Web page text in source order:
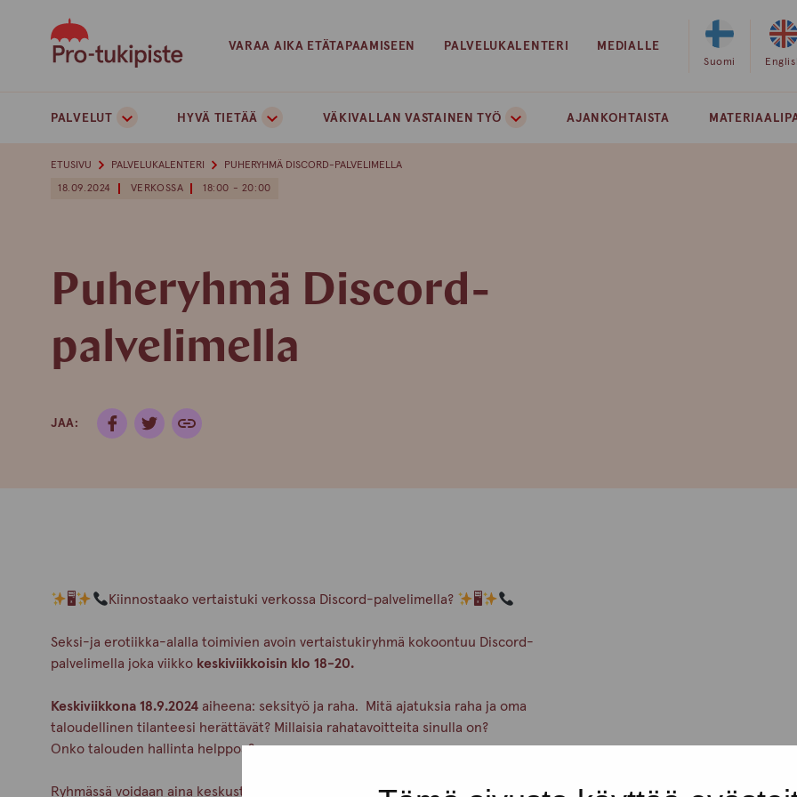
VARAA AIKA ETÄTAPAAMISEEN PALVELUKALENTERI MEDIALLE
Valitse
Suomi
PALVELUT HYVÄ TIETÄÄ VÄKIVALLAN VASTAINEN TYÖ AJANKOHTAISTA
ETUSIVU PALVELUKALENTERI PUHERYHMÄ DISCORD-PALVELIMELLA
18.09.2024 VERKOSSA 18:00 - 20:00
Puheryhmä Discord-
palvelimella
JAA:
🖥 Kiinnostaako vertaistuki verkossa Discord-palvelimella? 🖥
Seksi-ja erotiikka-alalla toimivien avoin vertaistukiryhmä kokoontuu Discord-
palvelimella joka viikko keskiviikkoisin klo 18-20.
Keskiviikkona 18.9.2024 aiheena: seksityö ja raha. Mitä ajatuksia raha ja oma
taloudellinen tilanteesi herättävät? Millaisia rahatavoitteita sinulla on?
Onko talouden hallinta helppoa?
Ryhmässä voidaan aina keskustella myös muista teemoista, jotka sinulla on mielenpäällä